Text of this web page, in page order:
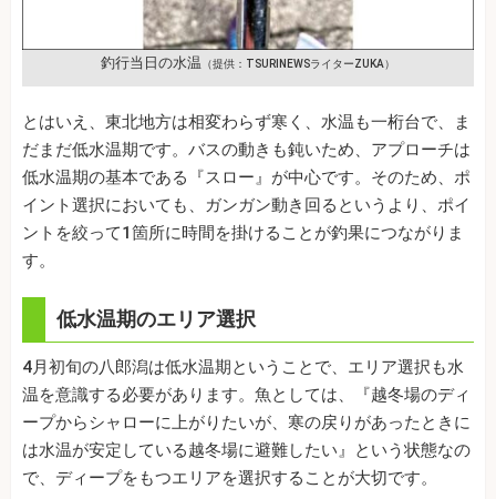
釣行当日の水温 （提供：TSURINEWSライターZUKA）
とはいえ、東北地方は相変わらず寒く、水温も一桁台で、ま
だまだ低水温期です。バスの動きも鈍いため、アプローチは
低水温期の基本である『スロー』が中心です。そのため、ポ
イント選択においても、ガンガン動き回るというより、ポイ
ントを絞って1箇所に時間を掛けることが釣果につながりま
す。
低水温期のエリア選択
4月初旬の八郎潟は低水温期ということで、エリア選択も水
温を意識する必要があります。魚としては、『越冬場のディ
ープからシャローに上がりたいが、寒の戻りがあったときに
は水温が安定している越冬場に避難したい』という状態なの
で、ディープをもつエリアを選択することが大切です。